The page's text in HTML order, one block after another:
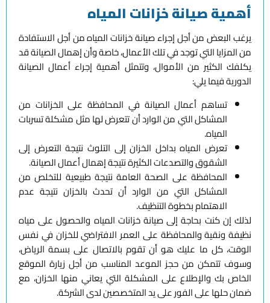
أهمية صيانة خزانات المياه
يرغب البعض من أجل إجراء صيانة خزانات المياه من أجل الاستفادة
من المزايا التي توجد في تلك الأعمال، خاصة وأن إهمال الصيانة قد
يكلفك الكثير من الأموال، وتتمثل أهمية إجراء أعمال الصيانة
الدورية فيما يلي:
تساهم أعمال الصيانة في المحافظة على الخزانات من
المشاكل التي من الوارد أن تتعرض لها مثل مشكلة تسربات
المياه.
تعرض المياه بداخل الخزان إلى التلوث نتيجة التعرض إلى
الشقوق والتصدعات الكثيرة نتيجة إهمال أعمال الصيانة.
المحافظة على الصحة العامة نتيجة طبيعية للتخلص من
المشاكل التي من الوارد أن تحدث بالخزان نتيجة عدم
الاهتمام بخطوة التنظيف.
لذلك إن كنت بحاجة إلى صيانة خزانات المياه والحصول على مياه
نظيفة ونقية والمحافظة على العمر الافتراضي للخزان في نفس
الوقت، كل ما عليك هو أن تقوم بالاتصال على بسمة الرياض،
وسوف تتمكن من حجز الموعد المناسب من أجل زيارة الموقع
الخاص بك والإطلاع على المشكلة التي يعاني منها الخزان، مع
ضمان حلها على الفور على يد المتخصصين لدى الشركة.